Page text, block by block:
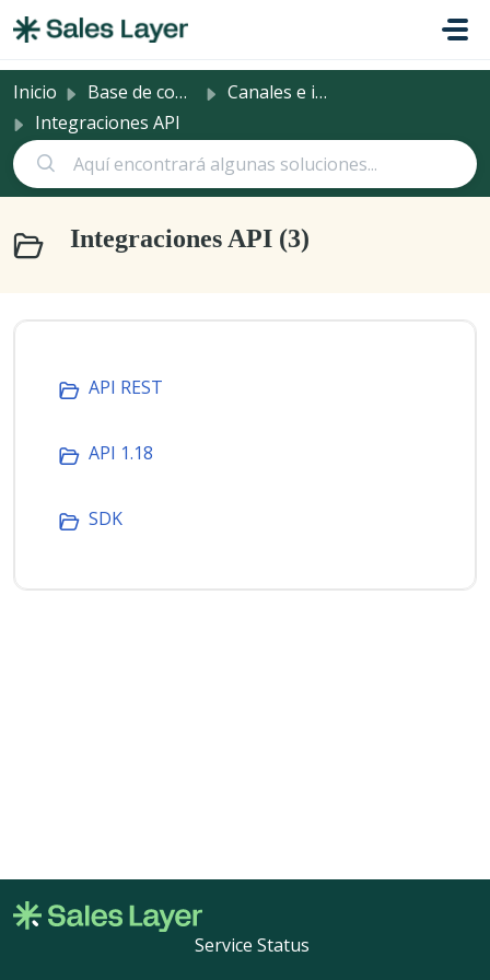
Inicio Base de conocimientos
Canales e integraciones
Integraciones API
Integraciones API (3)
API REST
API 1.18
SDK
Service Status